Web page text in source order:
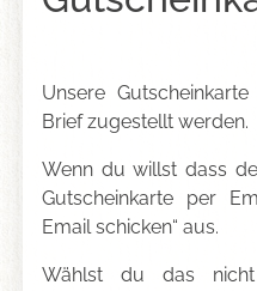
Unsere
Brief zugestellt werden.
Wenn du willst dass
Gutscheinkarte per
Email schicken“ aus.
Wählst du das